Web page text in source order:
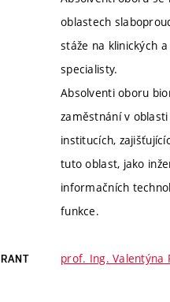
oblastech
stáže na klinických
specialisty.
Absolventi oboru
zaměstnání v
institucích,
tuto oblast, jako
informačních
funkce.
prof. Ing. Valentýna